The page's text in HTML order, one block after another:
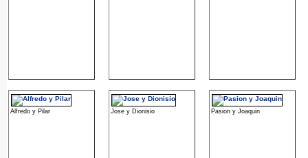
Alfredo y Pilar Jose y Dionisio Pasion y Joaquin